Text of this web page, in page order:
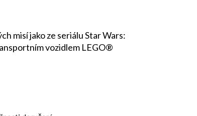
misí jako ze seriálu Star Wars:
vozidlem LEGO®